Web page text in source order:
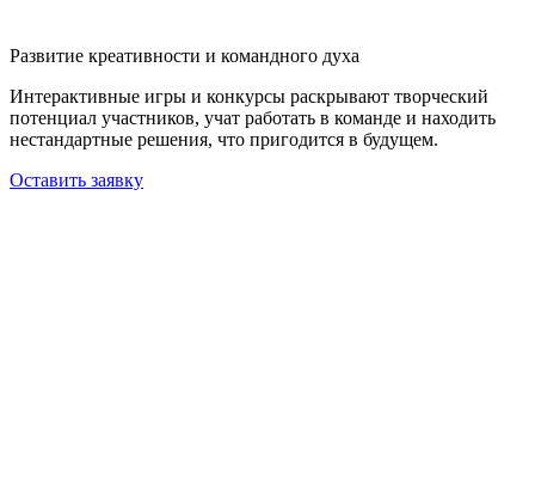
Развитие креативности и командного духа
Интерактивные игры и конкурсы раскрывают творческий
потенциал участников, учат работать в команде и находить
нестандартные решения, что пригодится в будущем.
Оставить заявку